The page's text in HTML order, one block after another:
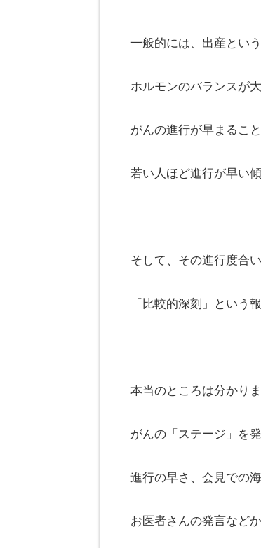
一般的には、出産とい
ホルモンのバランスが
がんの進行が早まるこ
若い人ほど進行が早い
そして、その進行度合
「比較的深刻」という
本当のところは分かり
がんの「ステージ」を
進行の早さ、会見での
お医者さんの発言など